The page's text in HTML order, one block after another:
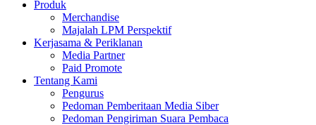
Produk
Merchandise
Majalah LPM Perspektif
Kerjasama & Periklanan
Media Partner
Paid Promote
Tentang Kami
Pengurus
Pedoman Pemberitaan Media Siber
Pedoman Pengiriman Suara Pembaca